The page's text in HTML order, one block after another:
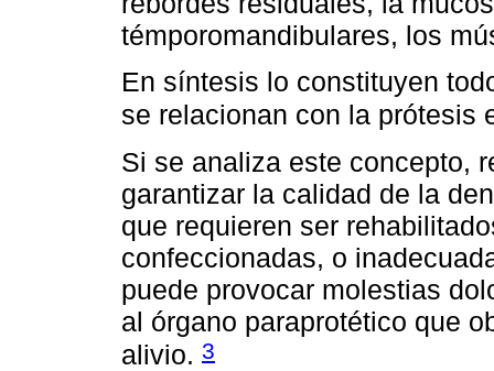
témporomandibulares, los
En síntesis lo constituyen
se relacionan con la prótesis
Si se analiza este concepto,
garantizar la calidad de la
que requieren ser
confeccionadas, o
puede provocar molestias
al órgano paraprotético que
alivio. 3